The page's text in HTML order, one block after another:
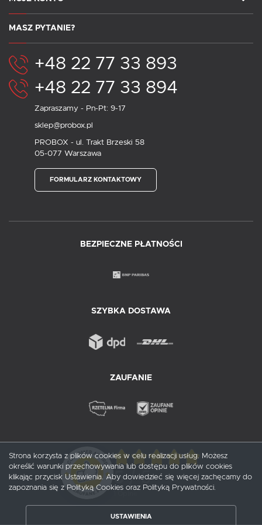
MASZ PYTANIE?
+48 22 77 33 893
+48 22 77 33 894
Zapraszamy - Pn-Pt: 9-17
sklep@probox.pl
PROBOX - ul. Trakt Brzeski 58
05-077 Warszawa
FORMULARZ KONTAKTOWY
BEZPIECZNE PŁATNOŚCI
SZYBKA DOSTAWA
ZAUFANIE
5/ 5
Strona korzysta z plików cookies w celu realizacji usług. Możesz
określić warunki przechowywania lub dostępu do plików cookies
klikając przycisk Ustawienia. Aby dowiedzieć się więcej zachęcamy do
zapoznania się z Polityką Cookies oraz Polityką Prywatności.
USTAWIENIA